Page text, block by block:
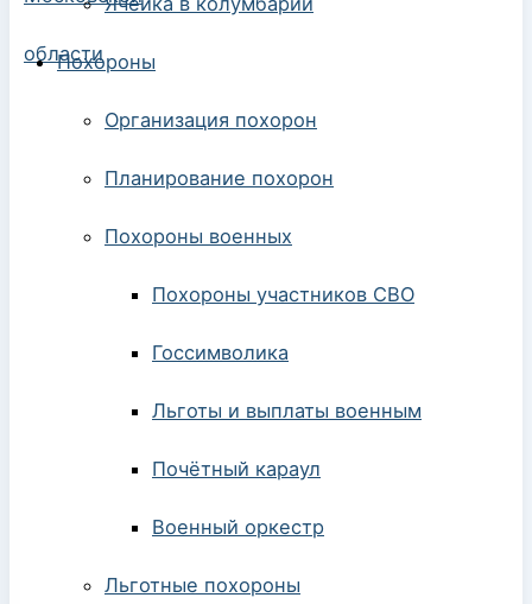
Похороны
Организация похорон
Планирование похорон
Похороны военных
Похороны участников СВО
Госсимволика
Льготы и выплаты военным
Почётный караул
Военный оркестр
Льготные похороны